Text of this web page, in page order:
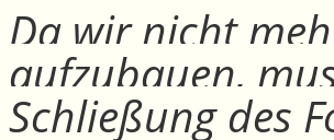
Da wir nicht
aufzubauen,
Schließung des